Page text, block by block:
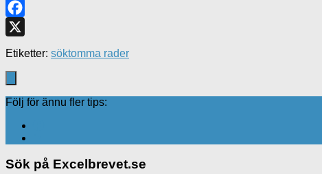
LinkedIn
Facebook
Etiketter: söktomma rader
Följ för ännu fler tips:
Sök på Excelbrevet.se